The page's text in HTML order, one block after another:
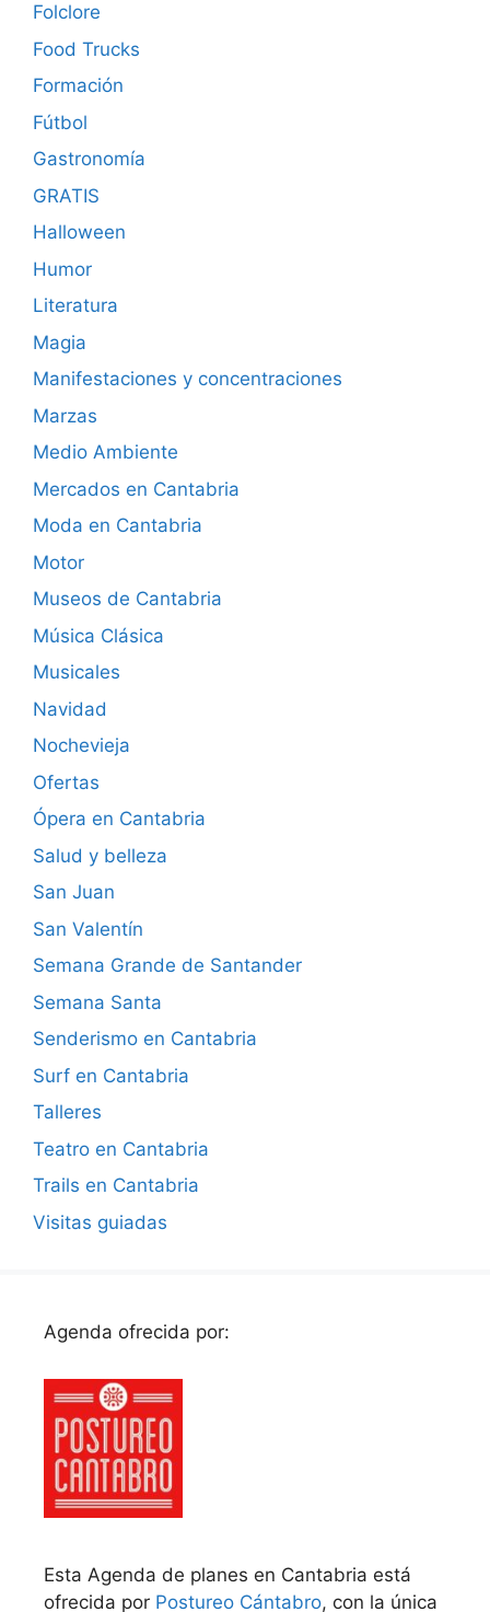
Folclore
Food Trucks
Formación
Fútbol
Gastronomía
GRATIS
Halloween
Humor
Literatura
Magia
Manifestaciones y concentraciones
Marzas
Medio Ambiente
Mercados en Cantabria
Moda en Cantabria
Motor
Museos de Cantabria
Música Clásica
Musicales
Navidad
Nochevieja
Ofertas
Ópera en Cantabria
Salud y belleza
San Juan
San Valentín
Semana Grande de Santander
Semana Santa
Senderismo en Cantabria
Surf en Cantabria
Talleres
Teatro en Cantabria
Trails en Cantabria
Visitas guiadas
Agenda ofrecida por:
Esta Agenda de planes en Cantabria está
ofrecida por Postureo Cántabro, con la única